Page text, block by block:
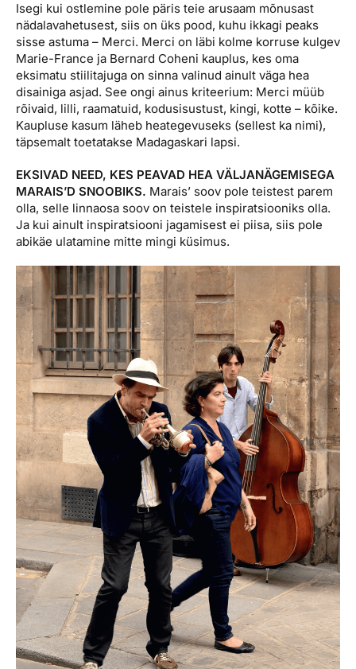
Isegi kui ostlemine pole päris teie arusaam mõnusast
nädalavahetusest, siis on üks pood, kuhu ikkagi peaks
sisse astuma – Merci. Merci on läbi kolme korruse kulgev
Marie-France ja Bernard Coheni kauplus, kes oma
eksimatu stiilitajuga on sinna valinud ainult väga hea
disainiga asjad. See ongi ainus kriteerium: Merci müüb
rõivaid, lilli, raamatuid, kodusisustust, kingi, kotte – kõike.
Kaupluse kasum läheb heategevuseks (sellest ka nimi),
täpsemalt toetatakse Madagaskari lapsi.
EKSIVAD NEED, KES PEAVAD HEA VÄLJANÄGEMISEGA
MARAIS’D SNOOBIKS. Marais’ soov pole teistest parem
olla, selle linnaosa soov on teistele inspiratsiooniks olla.
Ja kui ainult inspiratsiooni jagamisest ei piisa, siis pole
abikäe ulatamine mitte mingi küsimus.